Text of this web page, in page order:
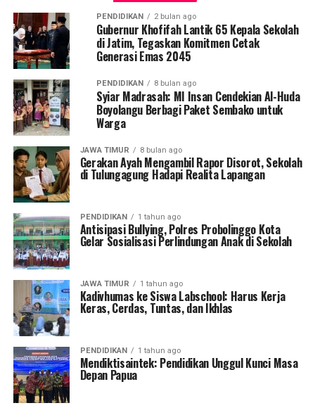
PENDIDIKAN 2 bulan ago
Gubernur Khofifah Lantik 65 Kepala Sekolah
di Jatim, Tegaskan Komitmen Cetak
Generasi Emas 2045
PENDIDIKAN 8 bulan ago
Syiar Madrasah: MI Insan Cendekian Al-Huda
Boyolangu Berbagi Paket Sembako untuk
Warga
JAWA TIMUR 8 bulan ago
Gerakan Ayah Mengambil Rapor Disorot, Sekolah
di Tulungagung Hadapi Realita Lapangan
PENDIDIKAN 1 tahun ago
Antisipasi Bullying, Polres Probolinggo Kota
Gelar Sosialisasi Perlindungan Anak di Sekolah
JAWA TIMUR 1 tahun ago
Kadivhumas ke Siswa Labschool: Harus Kerja
Keras, Cerdas, Tuntas, dan Ikhlas
PENDIDIKAN 1 tahun ago
Mendiktisaintek: Pendidikan Unggul Kunci Masa
Depan Papua